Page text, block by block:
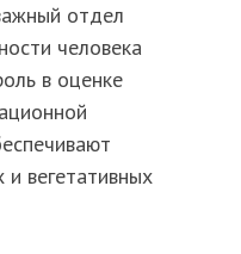
отдел
человека
в оценке
и вегетативных